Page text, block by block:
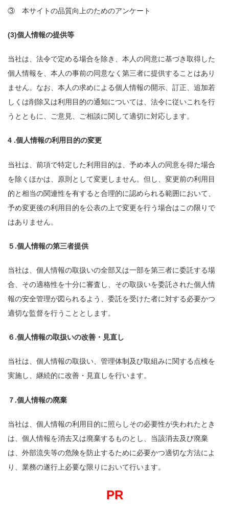
③ 本サイトの品質向上のためのアンケート
(3)個人情報の提供等
当社は、法令で定める場合を除き、本人の同意に基づき取得した
個人情報を、本人の事前の同意なく第三者に提供することはあり
ません。なお、本人の求めによる個人情報の開示、訂正、追加若
しくは削除又は利用目的の通知については、法令に従いこれを行
うとともに、ご意見、ご相談に関して適切に対応します。
4 .個人情報の利用目的の変更
当社は、前項で特定した利用目的は、予め本人の同意を得た場合
を除くほかは、原則として変更しません。但し、変更前の利用目
的と相当の関連性を有すると合理的に認められる範囲において、
予め変更後の利用目的を公表の上で変更を行う場合はこの限りで
はありません。
５.個人情報の第三者提供
当社は、個人情報の取扱いの全部又は一部を第三者に委託する場
合、その適格性を十分に審査し、その取扱いを委託された個人情
報の安全管理が図られるよう、委託を受けた者に対する必要かつ
適切な監督を行うこととします。
６.個人情報の取扱いの改善・見直し
当社は、個人情報の取扱い、管理体制及び取組みに関する点検を
実施し、継続的に改善・見直しを行います。
７.個人情報の廃棄
当社は、個人情報の利用目的に照らしその必要性が失われたとき
は、個人情報を消去又は廃棄するものとし、当該消去及び廃棄
は、外部流失等の危険を防止するために必要かつ適切な方法によ
り、業務の遂行上必要な限りにおいて行います。
PR